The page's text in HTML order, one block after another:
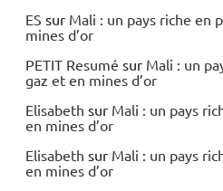
ES sur Mali : un pays riche en
mines d’or
PETIT Resumé sur Mali : un
gaz et en mines d’or
Elisabeth sur Mali : un pays
en mines d’or
Elisabeth sur Mali : un pays
en mines d’or